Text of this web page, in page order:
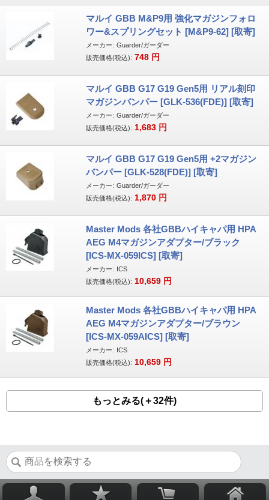
マルイ GBB M&P9用 強化マガジンフォロ
ワー&スプリングセット [M&P9-62] [取寄]
メーカー: Guarder/ガーダー
販売価格(税込): 748 円
マルイ GBB G17 G19 Gen5用 リアル刻印
マガジンバンパー [GLK-536(FDE)] [取寄]
メーカー: Guarder/ガーダー
販売価格(税込): 1,683 円
マルイ GBB G17 G19 Gen5用 +2マガジン
バンパー [GLK-528(FDE)] [取寄]
メーカー: Guarder/ガーダー
販売価格(税込): 1,870 円
Master Mods 各社GBBハイキャパ用 HPA
AEG M4マガジンアダプター/ブラック
[ICS-MX-059ICS] [取寄]
メーカー: ICS
販売価格(税込): 10,659 円
Master Mods 各社GBBハイキャパ用 HPA
AEG M4マガジンアダプター/ブラウン
[ICS-MX-059AICS] [取寄]
メーカー: ICS
販売価格(税込): 10,659 円
もっとみる(＋32件)